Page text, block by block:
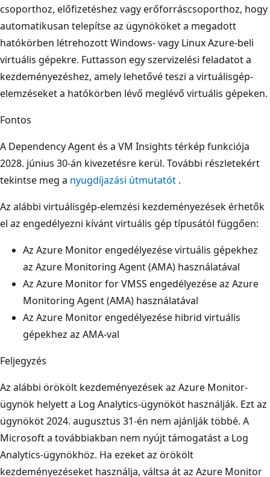
csoporthoz, előfizetéshez vagy erőforráscsoporthoz, hogy
automatikusan telepítse az ügynököket a megadott
hatókörben létrehozott Windows- vagy Linux Azure-beli
virtuális gépekre. Futtasson egy szervizelési feladatot a
kezdeményezéshez, amely lehetővé teszi a virtuálisgép-
elemzéseket a hatókörben lévő meglévő virtuális gépeken.
Fontos
A Dependency Agent és a VM Insights térkép funkciója
2028. június 30-án kivezetésre kerül. További részletekért
tekintse meg a nyugdíjazási útmutatót .
Az alábbi virtuálisgép-elemzési kezdeményezések érhetők
el az engedélyezni kívánt virtuális gép típusától függően:
Az Azure Monitor engedélyezése virtuális gépekhez
az Azure Monitoring Agent (AMA) használatával
Az Azure Monitor for VMSS engedélyezése az Azure
Monitoring Agent (AMA) használatával
Az Azure Monitor engedélyezése hibrid virtuális
gépekhez az AMA-val
Feljegyzés
Az alábbi örökölt kezdeményezések az Azure Monitor-
ügynök helyett a Log Analytics-ügynököt használják. Ezt az
ügynököt 2024. augusztus 31-én nem ajánlják többé. A
Microsoft a továbbiakban nem nyújt támogatást a Log
Analytics-ügynökhöz. Ha ezeket az örökölt
kezdeményezéseket használja, váltsa át az Azure Monitor